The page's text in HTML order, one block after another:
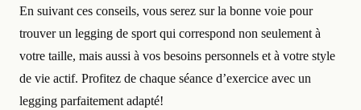
En suivant ces conseils, vous serez sur la bonne voie pour
trouver un legging de sport qui correspond non seulement à
votre taille, mais aussi à vos besoins personnels et à votre style
de vie actif. Profitez de chaque séance d’exercice avec un
legging parfaitement adapté!